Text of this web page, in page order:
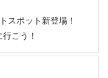
スポット新登場！
こう！